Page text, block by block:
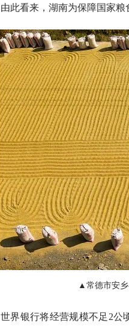
由此看来，湖南为保障国家粮
▲常德市安乡
世界银行将经营规模不足2公